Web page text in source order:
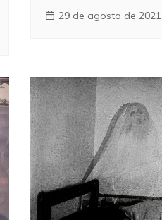
29 de agosto de 2021